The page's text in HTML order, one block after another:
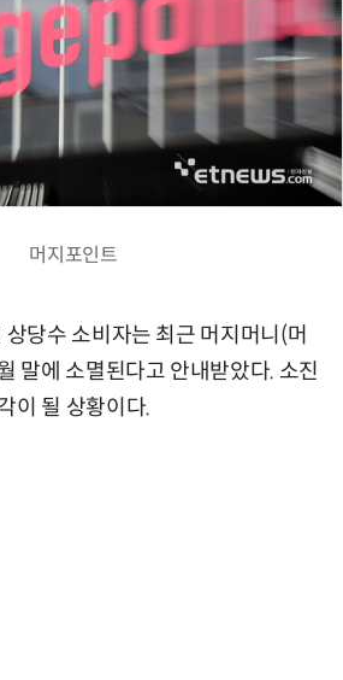
머지포인트
당수 소비자는 최근 머지머니(머
말에 소멸된다고 안내받았다. 소진
이 될 상황이다.